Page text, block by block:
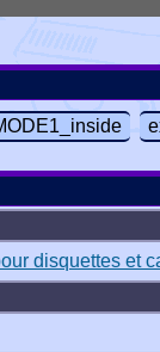
disquettes et